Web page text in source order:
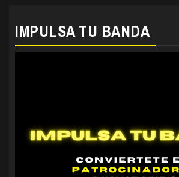
IMPULSA TU BANDA